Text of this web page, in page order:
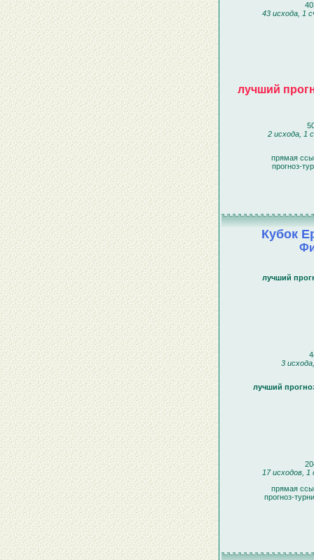
43 исхода, 1
лучший
2 исхода, 1
прямая
прогноз-
Кубок
лучший
3
лучший
17 исходов,
прямая
прогноз-